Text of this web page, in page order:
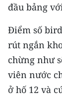
MEDIA
E-Magazine
Video
đầu bảng
Điểm số
rút ngắn
chừng như
viên nước
ở hố 12 và